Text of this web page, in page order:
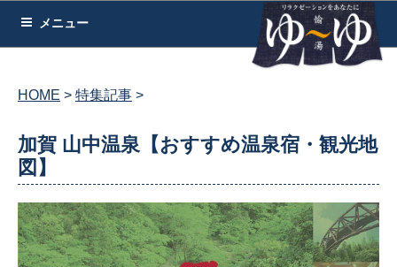
メニュー
HOME 特集記事
加賀 山中温泉【おすすめ温泉宿・観光地
図】